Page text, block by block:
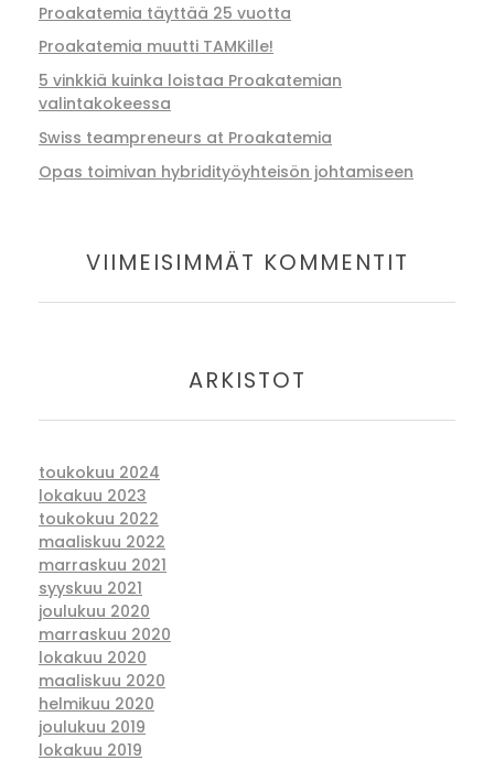
Proakatemia täyttää 25 vuotta
Proakatemia muutti TAMKille!
5 vinkkiä kuinka loistaa Proakatemian
valintakokeessa
Swiss teampreneurs at Proakatemia
Opas toimivan hybridityöyhteisön johtamiseen
VIIMEISIMMÄT KOMMENTIT
ARKISTOT
toukokuu 2024
lokakuu 2023
toukokuu 2022
maaliskuu 2022
marraskuu 2021
syyskuu 2021
joulukuu 2020
marraskuu 2020
lokakuu 2020
maaliskuu 2020
helmikuu 2020
joulukuu 2019
lokakuu 2019